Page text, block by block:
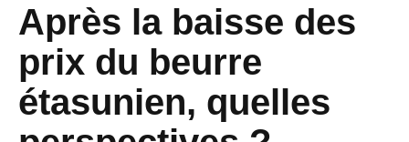
Après la baisse des
prix du beurre
étasunien, quelles